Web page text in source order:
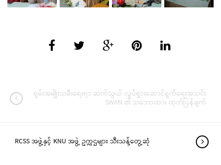
ရှမ်းအမျိုးသမီးရေးရာ ဆက်သွယ် လှုပ်ရှားဆောင်ရွက်ရေးအသင်း
SWAN ၏ သဘောထား ထုတ်ပြန်ချက်
RCSS အဖွဲ့နှင့် KNU အဖွဲ့ ဥက္ကဌများ သီးသန့်တွေ့ဆုံ